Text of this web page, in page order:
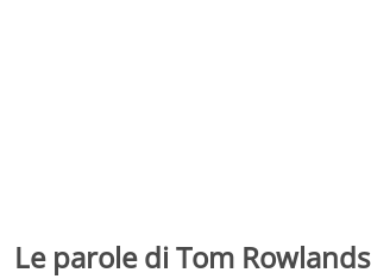
Le parole di Tom Rowlands